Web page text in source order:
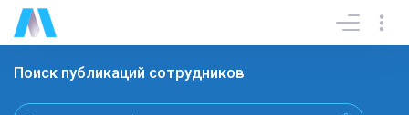
Поиск публикаций сотрудников